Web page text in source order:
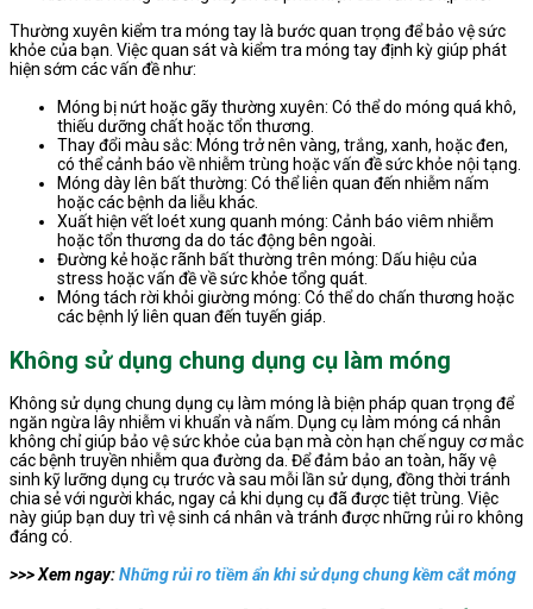
Thường xuyên kiểm tra móng tay là bước quan trọng để bảo vệ sức
khỏe của bạn. Việc quan sát và kiểm tra móng tay định kỳ giúp phát
hiện sớm các vấn đề như:
Móng bị nứt hoặc gãy thường xuyên: Có thể do móng quá khô,
thiếu dưỡng chất hoặc tổn thương.
Thay đổi màu sắc: Móng trở nên vàng, trắng, xanh, hoặc đen,
có thể cảnh báo về nhiễm trùng hoặc vấn đề sức khỏe nội tạng.
Móng dày lên bất thường: Có thể liên quan đến nhiễm nấm
hoặc các bệnh da liễu khác.
Xuất hiện vết loét xung quanh móng: Cảnh báo viêm nhiễm
hoặc tổn thương da do tác động bên ngoài.
Đường kẻ hoặc rãnh bất thường trên móng: Dấu hiệu của
stress hoặc vấn đề về sức khỏe tổng quát.
Móng tách rời khỏi giường móng: Có thể do chấn thương hoặc
các bệnh lý liên quan đến tuyến giáp.
Không sử dụng chung dụng cụ làm móng
Không sử dụng chung dụng cụ làm móng là biện pháp quan trọng để
ngăn ngừa lây nhiễm vi khuẩn và nấm. Dụng cụ làm móng cá nhân
không chỉ giúp bảo vệ sức khỏe của bạn mà còn hạn chế nguy cơ mắc
các bệnh truyền nhiễm qua đường da. Để đảm bảo an toàn, hãy vệ
sinh kỹ lưỡng dụng cụ trước và sau mỗi lần sử dụng, đồng thời tránh
chia sẻ với người khác, ngay cả khi dụng cụ đã được tiệt trùng. Việc
này giúp bạn duy trì vệ sinh cá nhân và tránh được những rủi ro không
đáng có.
>>> Xem ngay:Những rủi ro tiềm ẩn khi sử dụng chung kềm cắt móng